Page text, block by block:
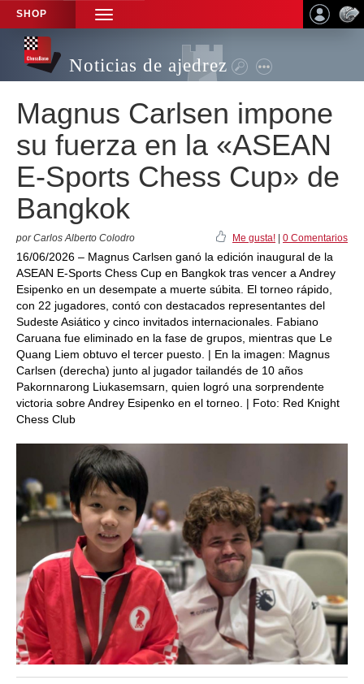
SHOP
TOGGLE
NAVIGATION
Noticias de ajedrez
Magnus Carlsen impone
su fuerza en la «ASEAN
E-Sports Chess Cup» de
Bangkok
por Carlos Alberto Colodro Me gusta! 0 Comentarios
16/06/2026 – Magnus Carlsen ganó la edición inaugural de la
ASEAN E-Sports Chess Cup en Bangkok tras vencer a Andrey
Esipenko en un desempate a muerte súbita. El torneo rápido,
con 22 jugadores, contó con destacados representantes del
Sudeste Asiático y cinco invitados internacionales. Fabiano
Caruana fue eliminado en la fase de grupos, mientras que Le
Quang Liem obtuvo el tercer puesto. | En la imagen: Magnus
Carlsen (derecha) junto al jugador tailandés de 10 años
Pakornnarong Liukasemsarn, quien logró una sorprendente
victoria sobre Andrey Esipenko en el torneo. | Foto: Red Knight
Chess Club